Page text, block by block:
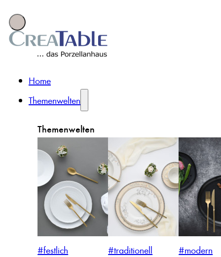
Home
Themenwelten
Themenwelten
#festlich #traditionell #modern